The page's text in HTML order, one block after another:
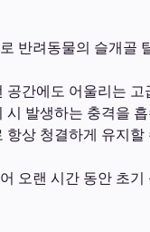
반려동물의 슬개골
공간에도 어울리는 고
발생하는 충격을
상 청결하게 유지
오랜 시간 동안 초